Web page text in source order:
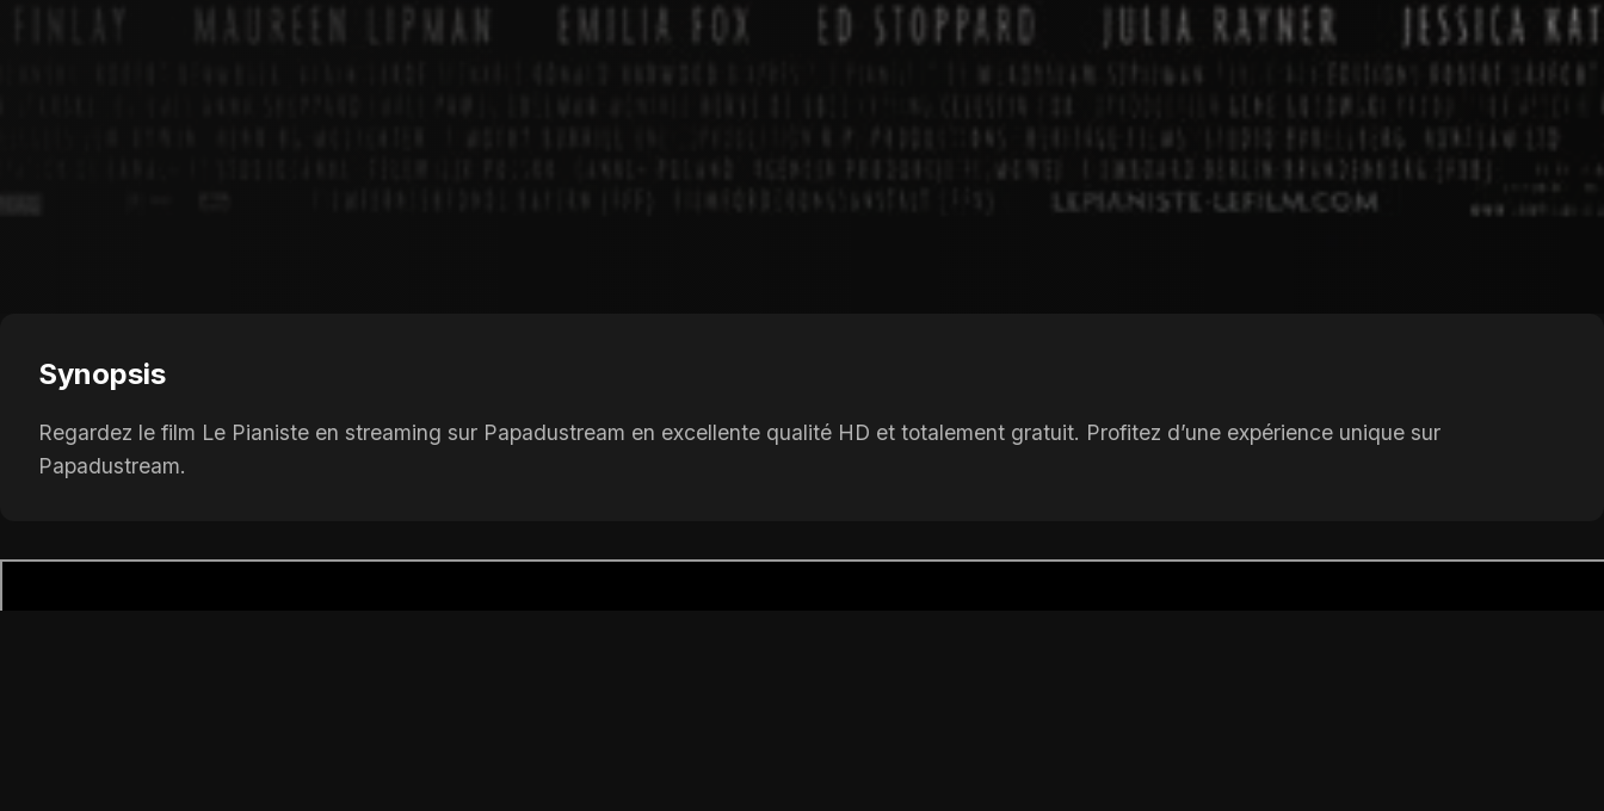
Synopsis
Regardez le film Le Pianiste en streaming sur Papadustream en excellente qualité HD et totalement gratuit. Profitez d’une expérience unique sur
Papadustream.